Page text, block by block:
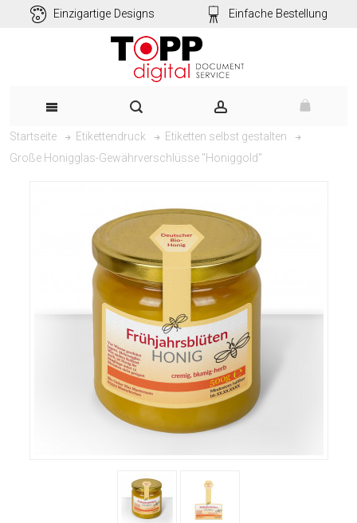
Einzigartige Designs Einfache Bestellung
Startseite Etikettendruck
Etiketten selbst gestalten
Große Honigglas-Gewährverschlüsse "Honiggold"